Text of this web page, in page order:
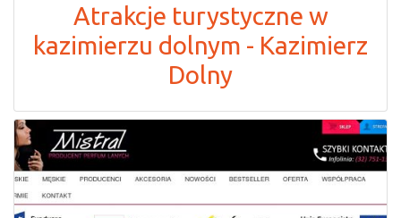
Atrakcje turystyczne w
kazimierzu dolnym - Kazimierz
Dolny